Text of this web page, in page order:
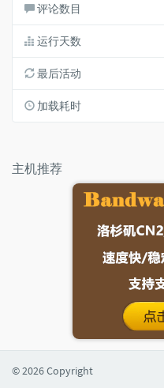
评论数目
运行天数
最后活动
加载耗时
主机推荐
© 2026 Copyright